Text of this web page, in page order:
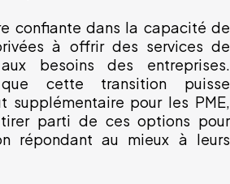
confiante dans la capacité de
à offrir des services de
besoins des entreprises.
cette transition puisse
supplémentaire pour les PME,
parti de ces options pour
répondant au mieux à leurs